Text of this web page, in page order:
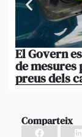
El Govern
de mesures
preus dels
Comparteix